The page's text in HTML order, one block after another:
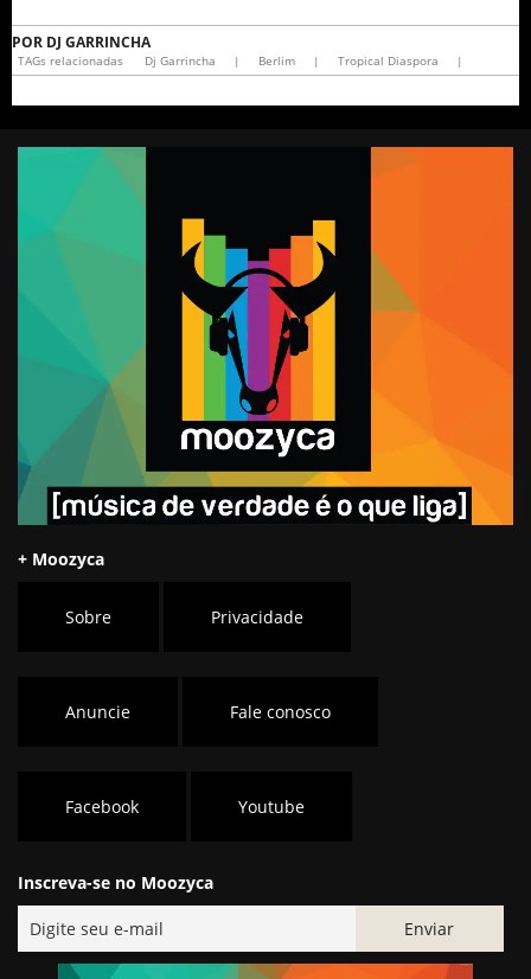
POR DJ GARRINCHA
TAGs relacionadas Dj Garrincha | Berlim | Tropical Diaspora |
+ Moozyca
Sobre Privacidade
Anuncie Fale conosco
Facebook Youtube
Inscreva-se no Moozyca